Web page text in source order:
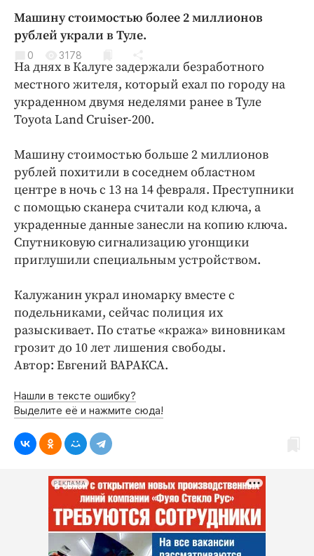
Благоустройство
Криминал
Культура
Недвижимость и ЖКХ
Образование
Погода
Праздники
Происшествия
Спорт
Экономика и бизнес
ПРОЕКТЫ
Блоги
Издания
Медиаперсона
Интересное чтиво
Бренд года
Работодатель года
Машину стоимостью более 2 миллионов
рублей украли в Туле.
0 3178
На днях в Калуге задержали безработного
местного жителя, который ехал по городу на
украденном двумя неделями ранее в Туле
Toyota Land Cruiser-200.
Машину стоимостью больше 2 миллионов
рублей похитили в соседнем областном
центре в ночь с 13 на 14 февраля. Преступники
с помощью сканера считали код ключа, а
украденные данные занесли на копию ключа.
Спутниковую сигнализацию угонщики
приглушили специальным устройством.
Калужанин украл иномарку вместе с
подельниками, сейчас полиция их
разыскивает. По статье «кража» виновникам
грозит до 10 лет лишения свободы.
Автор: Евгений ВАРАКСА.
Нашли в тексте ошибку?
Выделите её и нажмите сюда!
РЕКЛАМА